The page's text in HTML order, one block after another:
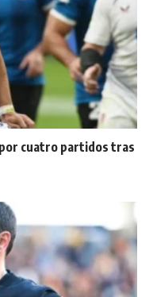
cuatro partidos tras